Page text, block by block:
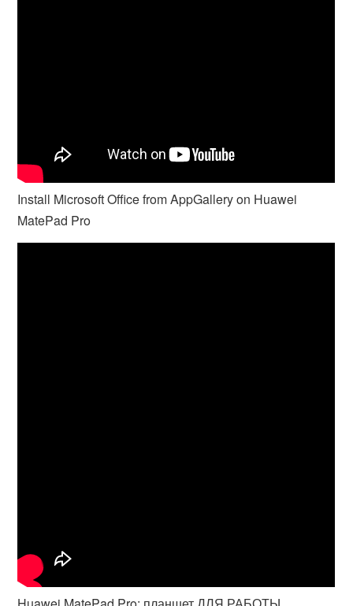
Install Microsoft Office from AppGallery on Huawei
MatePad Pro